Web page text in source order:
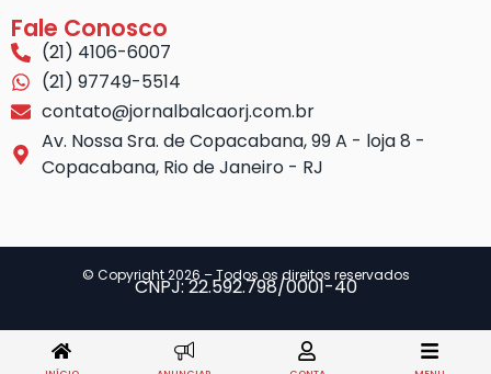
Fale Conosco
(21) 4106-6007
(21) 97749-5514
contato@jornalbalcaorj.com.br
Av. Nossa Sra. de Copacabana, 99 A - loja 8 -
Copacabana, Rio de Janeiro - RJ
© Copyright 2026 – Todos os direitos reservados
CNPJ: 22.592.798/0001-40